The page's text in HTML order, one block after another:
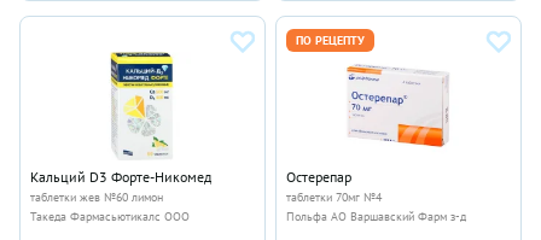
Кальций D3 Форте-Никомед
таблетки жев №60 лимон
Такеда Фармасьютикалс ООО
ПО РЕЦЕПТУ
Остерепар
таблетки 70мг №4
Польфа АО Варшавский Фарм з-д